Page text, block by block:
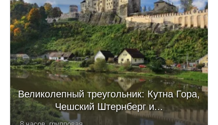
Великолепный треугольник: Кутна Гора,
Чешский Штернберг и...